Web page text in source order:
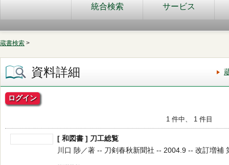
統合検索
サービス
蔵書検索 >
資料詳細
ログイン
1 件中、 1 件目
[ 和図書 ] 刀工総覧
川口 陟／著 -- 刀剣春秋新聞社 -- 2004.9 -- 改訂増補